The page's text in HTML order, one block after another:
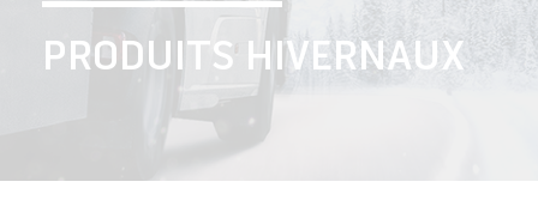
PRODUITS HIVERNAUX